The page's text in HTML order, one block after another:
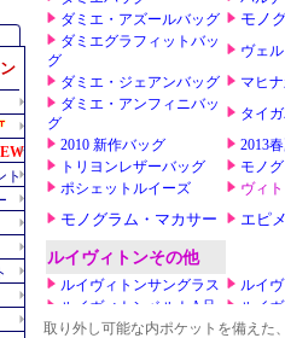
取り外し可能な内ポケットを備えた